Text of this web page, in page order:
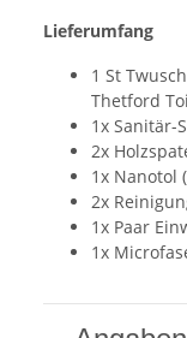
Lieferumfang
1 St
Thetford
1x Sanitär-
2x
1x Nanotol
2x
1x Paar
1x